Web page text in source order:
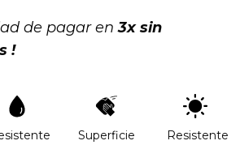
de pagar en3x sin
!
Superficie
Resistente